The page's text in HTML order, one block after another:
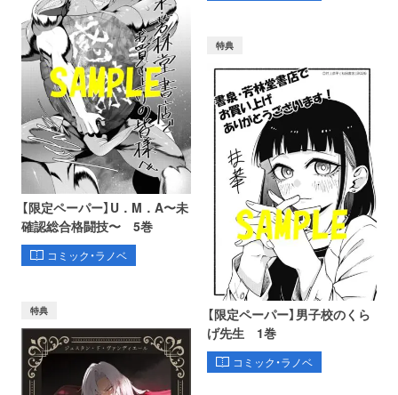
【限定ペーパー】U．M．A〜未
確認総合格闘技〜 5巻
コミック・ラノベ
特典
【限定ペーパー】男子校のくら
げ先生 1巻
コミック・ラノベ
特典